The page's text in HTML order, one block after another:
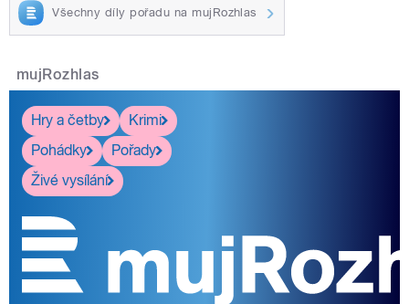
Všechny díly pořadu na mujRozhlas
mujRozhlas
Hry a četby
Krimi
Pohádky
Pořady
Živé vysílání